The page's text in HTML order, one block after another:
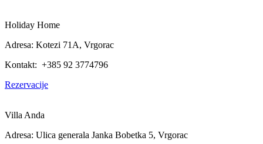
Holiday Home
Adresa: Kotezi 71A, Vrgorac
Kontakt: +385 92 3774796
Rezervacije
Villa Anda
Adresa: Ulica generala Janka Bobetka 5, Vrgorac